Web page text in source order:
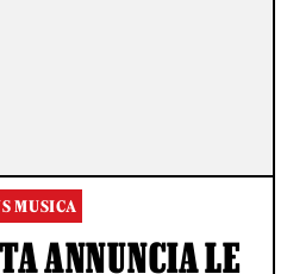
MUSICA
ANNUNCIA LE